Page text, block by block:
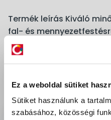
Ez a weboldal sütiket
Sütiket használunk a
szabásához, közösségi
Termék leírás Kiváló
fal- és
termékcsalád az
formulának
kivételes
pecsétfoltok könnyen